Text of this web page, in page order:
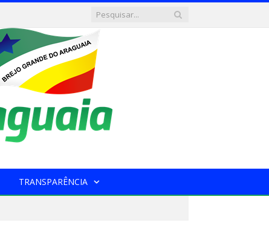
TRANSPARÊNCIA